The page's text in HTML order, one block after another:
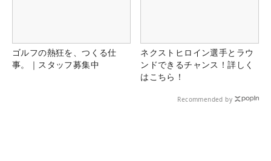
ゴルフの熱狂を、つくる仕
事。｜スタッフ募集中
ネクストヒロイン選手とラウ
ンドできるチャンス！詳しく
はこちら！
Recommended by